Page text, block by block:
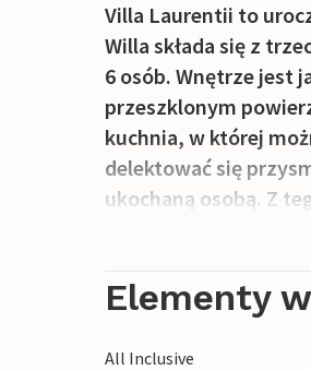
Villa Laurentii to
Willa składa się z
6 osób. Wnętrze jest
przeszklonym
kuchnia, w której
delektować się
ukochaną osobą. Z
tarasu. Sypialnia i
odpowiednia dla
piętrze. Wszystkie
Na zewnątrz
jedzeniem i
Elementy
All Inclusive